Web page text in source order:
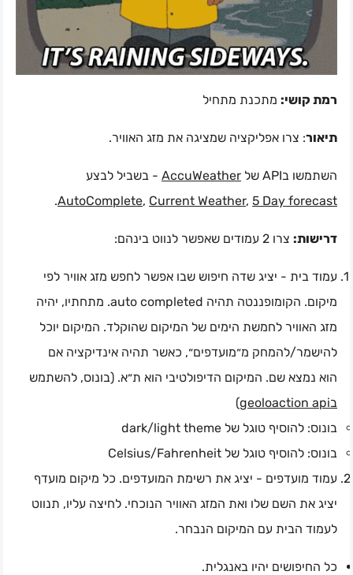
רמת קושי: מתכנת מתחיל
תיאור: צרו אפליקציה שמציגה את מזג האוויר.
השתמשו בAPI של AccuWeather - בשביל לבצע
AutoComplete, Current Weather, 5 Day forecast
.
דרישות: צרו 2 עמודים שאפשר לנווט בינהם:
עמוד בית - יציג שדה חיפוש שבו אפשר לחפש מזג אוויר לפי
מיקום. הקומופננטה תהיה auto completed. מתחתיו, יהיה
מזג האוויר לחמשת הימים של המיקום שהוקלד. המיקום יוכל
להישמר/להמחק מ״מועדפים״, כאשר תהיה אינדיקציה אם
הוא נמצא שם. המיקום הדיפולטיבי הוא ת״א. (בונוס, להשתמש
בgeoloaction api
)
בונוס: להוסיף טוגל של dark/light theme
בונוס: להוסיף טוגל של Celsius/Fahrenheit
עמוד מועדפים - יציג את רשימת המועדפים. כל מיקום מועדף
יציג את השם שלו ואת המזג האוויר הנוכחי. לחיצה עליו, תנווט
לעמוד הבית עם המיקום הנבחר.
כל החיפושים יהיו באנגלית.